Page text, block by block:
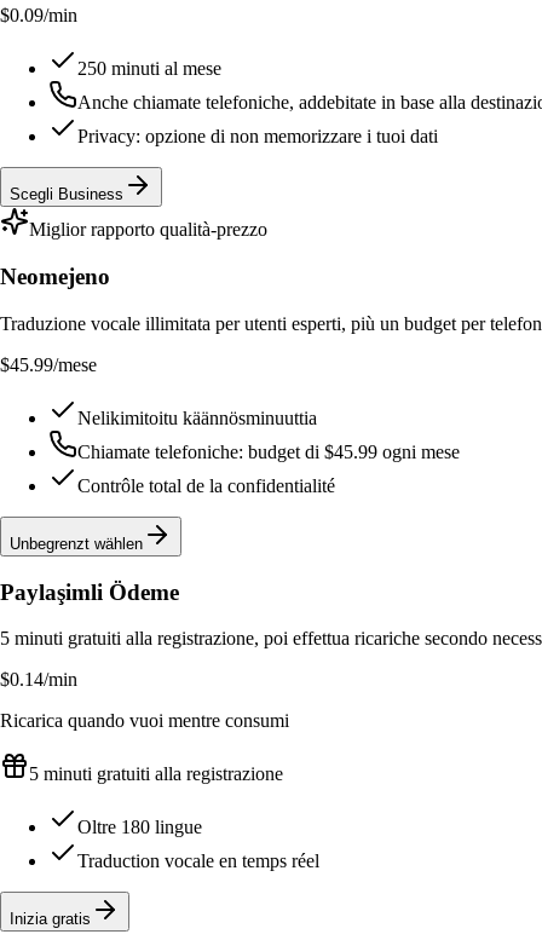
$0.09/min
250 minuti al mese
Anche chiamate telefoniche, addebitate in base alla
Privacy: opzione di non memorizzare i tuoi dati
Scegli Business
Miglior rapporto qualità-prezzo
Neomejeno
Traduzione vocale illimitata per utenti esperti, più un budget per
$45.99/mese
Nelikimitoitu käännösminuuttia
Chiamate telefoniche: budget di $45.99 ogni mese
Contrôle total de la confidentialité
Unbegrenzt wählen
Paylaşimli Ödeme
5 minuti gratuiti alla registrazione, poi effettua ricariche secondo
$0.14/min
Ricarica quando vuoi mentre consumi
5 minuti gratuiti alla registrazione
Oltre 180 lingue
Traduction vocale en temps réel
Inizia gratis